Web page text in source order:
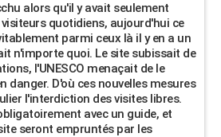
alors qu'il y avait seulement
quotidiens, aujourd'hui ce
parmi ceux là il y en a un
n'importe quoi. Le site subissait de
l'UNESCO menaçait de le
danger. D'où ces nouvelles mesures
l'interdiction des visites libres.
avec un guide, et
seront empruntés par les